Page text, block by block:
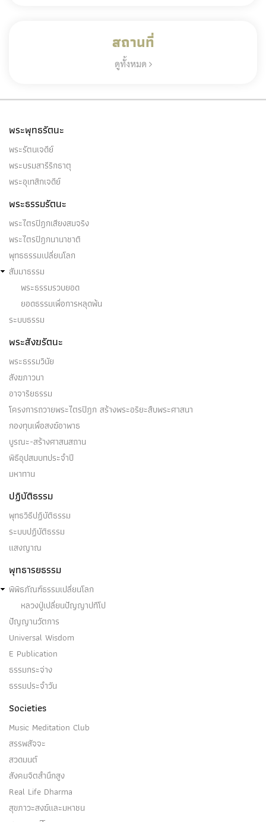
สถานที่
ดูทั้งหมด
พระพุทธรัตนะ
พระรัตนเจดีย์
พระบรมสารีริกธาตุ
พระอุเทสิกเจดีย์
พระธรรมรัตนะ
พระไตรปิฎกเสียงสมจริง
พระไตรปิฎกนานาชาติ
พุทธธรรมเปลี่ยนโลก
สัมมาธรรม
พระธรรมรวบยอด
ยอดธรรมเพื่อการหลุดพ้น
ระบบธรรม
พระสังฆรัตนะ
พระธรรมวินัย
สังฆภาวนา
อาจาริยธรรม
โครงการถวายพระไตรปิฎก สร้างพระอริยะสืบพระศาสนา
กองทุนเพื่อสงฆ์อาพาธ
บูรณะ-สร้างศาสนสถาน
พิธีอุปสมบทประจำปี
มหาทาน
ปฏิบัติธรรม
พุทธวิธีปฏิบัติธรรม
ระบบปฏิบัติธรรม
แสงญาณ
พุทธารยธรรม
พิพิธภัณฑ์ธรรมเปลี่ยนโลก
หลวงปู่เปลี่ยนปัญญาปทีโป
ปัญญานวัตการ
Universal Wisdom
E Publication
ธรรมกระจ่าง
ธรรมประจำวัน
Societies
Music Meditation Club
สรรพสัจจะ
สวดมนต์
สังคมจิตสำนึกสูง
Real Life Dharma
สุขภาวะสงฆ์และมหาชน